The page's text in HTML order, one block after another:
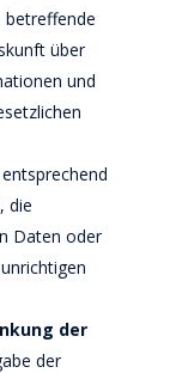
betreffende
über
und
die
Daten oder
der
der